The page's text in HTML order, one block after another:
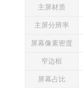
主屏材质
主屏分辨率
屏幕像素密度
窄边框
屏幕占比